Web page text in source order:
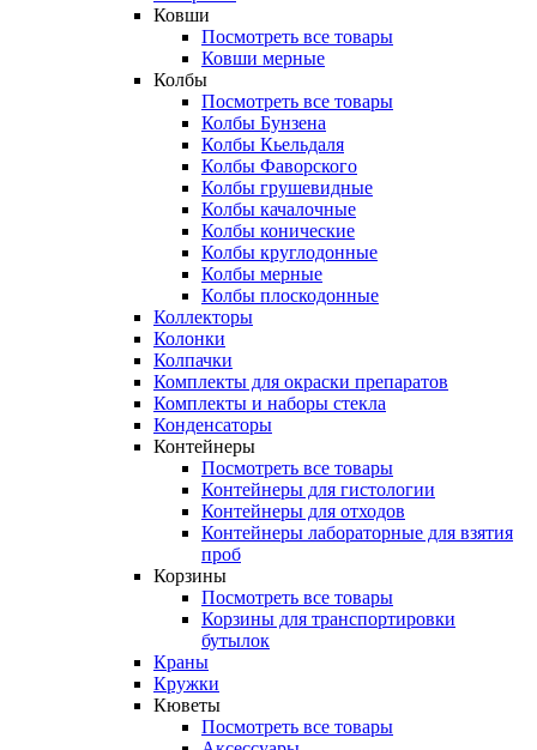
Ковши
Посмотреть все товары
Ковши мерные
Колбы
Посмотреть все товары
Колбы Бунзена
Колбы Кьельдаля
Колбы Фаворского
Колбы грушевидные
Колбы качалочные
Колбы конические
Колбы круглодонные
Колбы мерные
Колбы плоскодонные
Коллекторы
Колонки
Колпачки
Комплекты для окраски препаратов
Комплекты и наборы стекла
Конденсаторы
Контейнеры
Посмотреть все товары
Контейнеры для гистологии
Контейнеры для отходов
Контейнеры лабораторные для взятия
проб
Корзины
Посмотреть все товары
Корзины для транспортировки
бутылок
Краны
Кружки
Кюветы
Посмотреть все товары